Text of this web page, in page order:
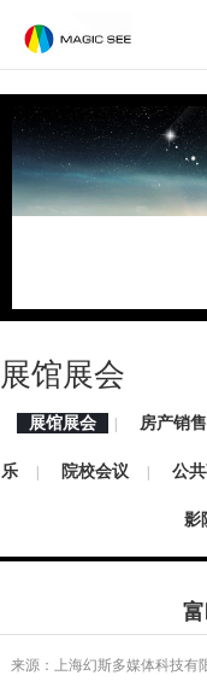
展馆展会
展馆展会 房产销售
乐 院校会议 公
影
来源：上海幻斯多媒体科技有